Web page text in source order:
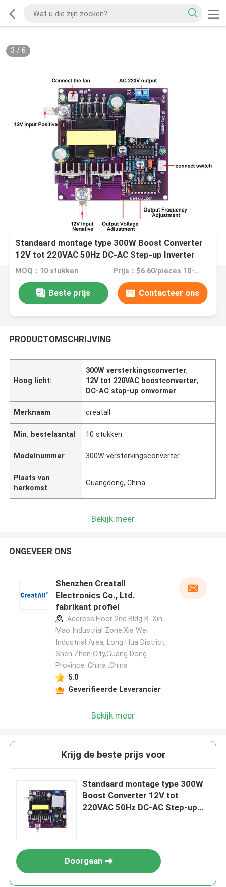
Laat een bericht achter
3 / 6
Standaard montage type 300W Boost Converter
12V tot 220VAC 50Hz DC-AC Step-up Inverter
MOQ：10 stukken Prijs：$6.60/pieces 10-999 pieces
Beste prijs Contacteer ons
PRODUCTOMSCHRIJVING
Hoog licht:
300W versterkingsconverter,
12V tot 220VAC boostconverter,
DC-AC stap-up omvormer
Merknaam creatall
Min. bestelaantal 10 stukken
Modelnummer 300W versterkingsconverter
Plaats van
herkomst
Guangdong, China
Bekijk meer
ONGEVEER ONS
Shenzhen Creatall
Electronics Co., Ltd.
fabrikant profiel
Address:Floor 2nd.Bldg B. Xin
Mao Industrial Zone,Xia Wei
Industrial Area, Long Hua District,
Shen Zhen City,Guang Dong
Province. China ,China
5.0
Geverifieerde Leverancier
Bekijk meer
Krijg de beste prijs voor
Standaard montage type 300W
Boost Converter 12V tot
220VAC 50Hz DC-AC Step-up
Doorgaan